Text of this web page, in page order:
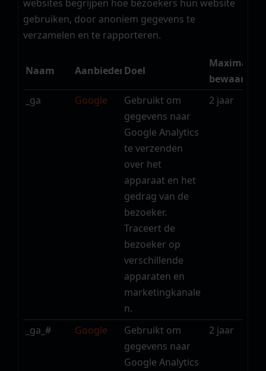
websites begrijpen hoe bezoekers hun website
gebruiken, door anoniem gegevens te
verzamelen en te rapporteren.
Naam Aanbieder Doel
Maximale
_ga
Google
Gebruikt om
gegevens naar
Google Analytics
te verzenden
over het
apparaat en het
gedrag van de
bezoeker.
Traceert de
bezoeker op
verschillende
apparaten en
marketingkanale
n.
2 jaar
_ga_# Google
Gebruikt om
gegevens naar
Google Analytics
2 jaar